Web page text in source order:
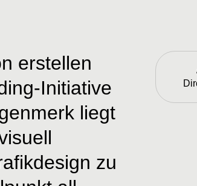
erstellen
Initiative
liegt
zu